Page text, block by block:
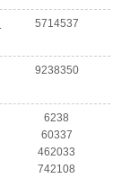
5714537
9238350
6238
60337
462033
742108